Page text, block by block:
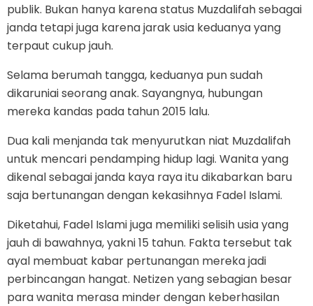
publik. Bukan hanya karena status Muzdalifah sebagai
janda tetapi juga karena jarak usia keduanya yang
terpaut cukup jauh.
Selama berumah tangga, keduanya pun sudah
dikaruniai seorang anak. Sayangnya, hubungan
mereka kandas pada tahun 2015 lalu.
Dua kali menjanda tak menyurutkan niat Muzdalifah
untuk mencari pendamping hidup lagi. Wanita yang
dikenal sebagai janda kaya raya itu dikabarkan baru
saja bertunangan dengan kekasihnya Fadel Islami.
Diketahui, Fadel Islami juga memiliki selisih usia yang
jauh di bawahnya, yakni 15 tahun. Fakta tersebut tak
ayal membuat kabar pertunangan mereka jadi
perbincangan hangat. Netizen yang sebagian besar
para wanita merasa minder dengan keberhasilan